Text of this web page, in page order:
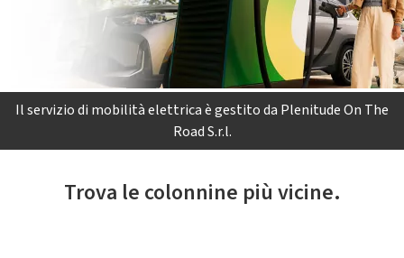
Il servizio di mobilità elettrica è gestito da Plenitude On The
Road S.r.l.
Trova le colonnine più vicine.